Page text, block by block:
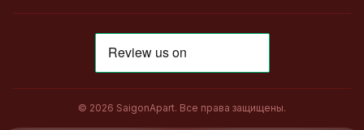
© 2026 SaigonApart. Все права защищены.